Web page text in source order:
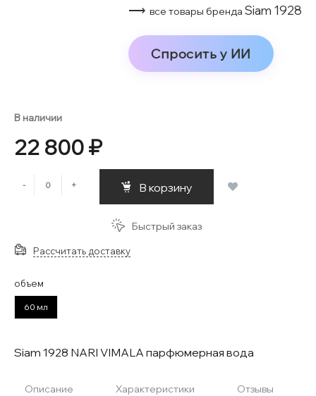
⟶ все товары бренда Siam 1928
Спросить у ИИ
В наличии
22 800 ₽
- + В корзину
Быстрый заказ
Рассчитать доставку
объем
60 мл
Siam 1928 NARI VIMALA парфюмерная вода
Описание Характеристики Отзывы